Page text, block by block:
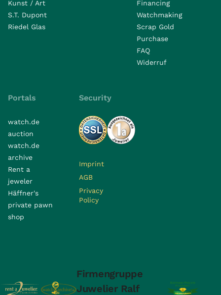
Kunst / Art
S.T. Dupont
Riedel Glas
Financing
Watchmaking
Scrap Gold
Purchase
FAQ
Widerruf
Portals
watch.de
auction
watch.de
archive
Rent a
jeweler
Häffner's
private pawn
shop
Security
Imprint
AGB
Privacy
Policy
Firmengruppe
Juwelier Ralf